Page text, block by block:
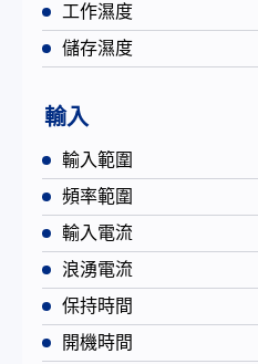
工作濕度
儲存濕度
輸入
輸入範圍
頻率範圍
輸入電流
浪湧電流
保持時間
開機時間